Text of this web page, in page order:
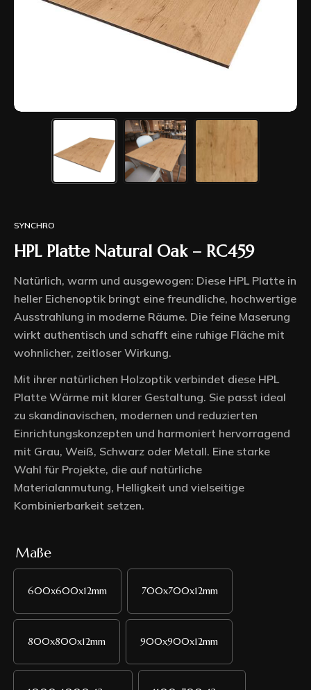
SYNCHRO
HPL Platte Natural Oak – RC459
Natürlich, warm und ausgewogen: Diese HPL Platte in
heller Eichenoptik bringt eine freundliche, hochwertige
Ausstrahlung in moderne Räume. Die feine Maserung
wirkt authentisch und schafft eine ruhige Fläche mit
wohnlicher, zeitloser Wirkung.
Mit ihrer natürlichen Holzoptik verbindet diese HPL
Platte Wärme mit klarer Gestaltung. Sie passt ideal
zu skandinavischen, modernen und reduzierten
Einrichtungskonzepten und harmoniert hervorragend
mit Grau, Weiß, Schwarz oder Metall. Eine starke
Wahl für Projekte, die auf natürliche
Materialanmutung, Helligkeit und vielseitige
Kombinierbarkeit setzen.
Maße
600x600x12mm 700x700x12mm
800x800x12mm 900x900x12mm